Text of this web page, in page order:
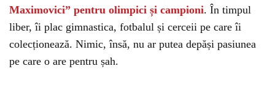
Maximovici” pentru olimpici și campioni. În timpul
liber, îi plac gimnastica, fotbalul și cerceii pe care îi
colecționează. Nimic, însă, nu ar putea depăși pasiunea
pe care o are pentru șah.